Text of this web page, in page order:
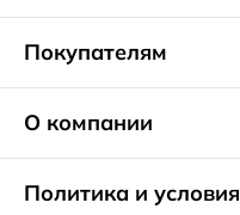
Покупателям
О компании
Политика и условия